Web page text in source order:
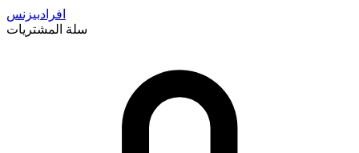
افرادبيزنس
سلة المشتريات